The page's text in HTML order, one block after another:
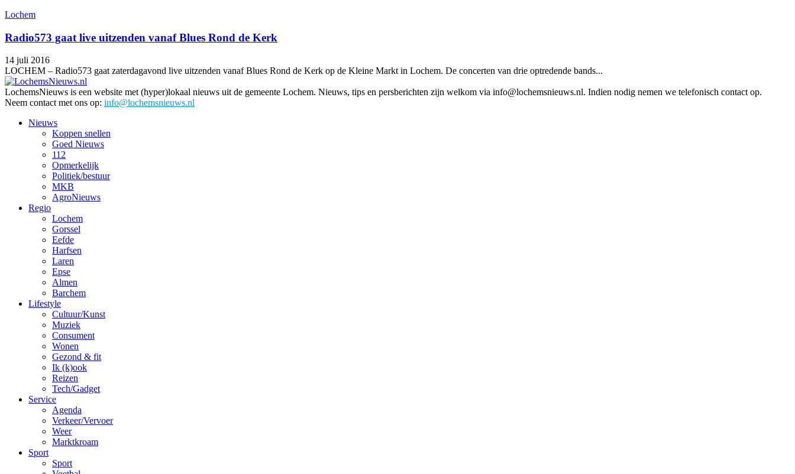
Lochem
Radio573 gaat live uitzenden vanaf Blues Rond de Kerk
14 juli 2016
LOCHEM – Radio573 gaat zaterdagavond live uitzenden vanaf Blues Rond de Kerk op de Kleine Markt in Lochem. De concerten van drie optredende bands...
LochemsNieuws is een website met (hyper)lokaal nieuws uit de gemeente Lochem. Nieuws, tips en persberichten zijn welkom via info@lochemsnieuws.nl. Indien nodig nemen we telefonisch contact op.
Neem contact met ons op: info@lochemsnieuws.nl
Nieuws
Koppen snellen
Goed Nieuws
112
Opmerkelijk
Politiek/bestuur
MKB
AgroNieuws
Regio
Lochem
Gorssel
Eefde
Harfsen
Laren
Epse
Almen
Barchem
Lifestyle
Cultuur/Kunst
Muziek
Consument
Wonen
Gezond & fit
Ik (k)ook
Reizen
Tech/Gadget
Service
Agenda
Verkeer/Vervoer
Weer
Marktkroam
Sport
Sport